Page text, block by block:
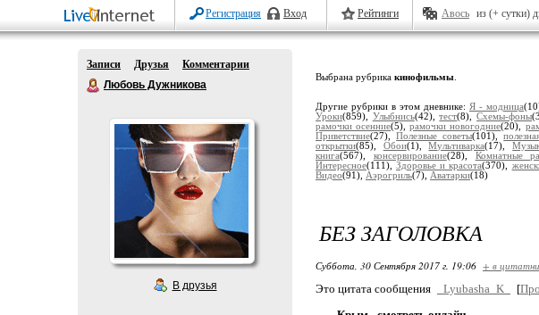
Регистрация Вход Рейтинги Авось из (+ сутки)
Записи Друзья
Комментарии
Любовь Дужникова
В друзья
Выбрана рубрика кинофильмы
Другие рубрики в этом дневнике: Я - модница
Уроки(859), Улыбнись(42),тест(8),Схемы-фоны
рамочки осенние(5),рамочки новогодние(20),
Приветствие(27),Полезные советы(101),
открытки(85), Обои(1),Мультиварка(17),
книга(567), консервирование(28), Комнатные
Интересное(111),Здоровье и красота(370),
Видео(91), Аэрогриль(7), Аватарки(18)
БЕЗ ЗАГОЛОВКА
Суббота, 30 Сентября 2017 г. 19:06 + в
Это цитата сообщения
_Lyubasha_K_ [